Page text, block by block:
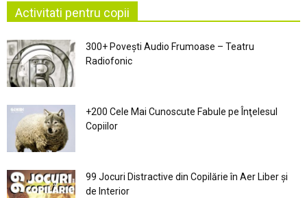
Activitati pentru copii
300+ Povești Audio Frumoase – Teatru
Radiofonic
+200 Cele Mai Cunoscute Fabule pe Înţelesul
Copiilor
99 Jocuri Distractive din Copilărie în Aer Liber şi
de Interior